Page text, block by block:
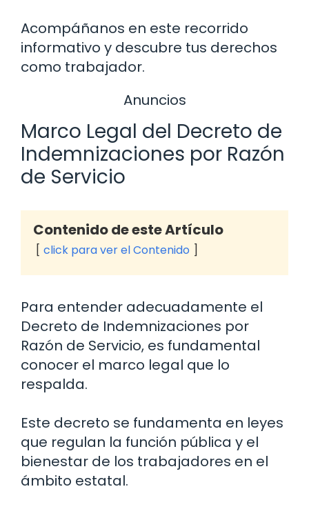
Acompáñanos en este recorrido
informativo y descubre tus derechos
como trabajador.
Anuncios
Marco Legal del Decreto de
Indemnizaciones por Razón
de Servicio
Contenido de este Artículo
click para ver el Contenido
Para entender adecuadamente el
Decreto de Indemnizaciones por
Razón de Servicio, es fundamental
conocer el marco legal que lo
respalda.
Este decreto se fundamenta en leyes
que regulan la función pública y el
bienestar de los trabajadores en el
ámbito estatal.